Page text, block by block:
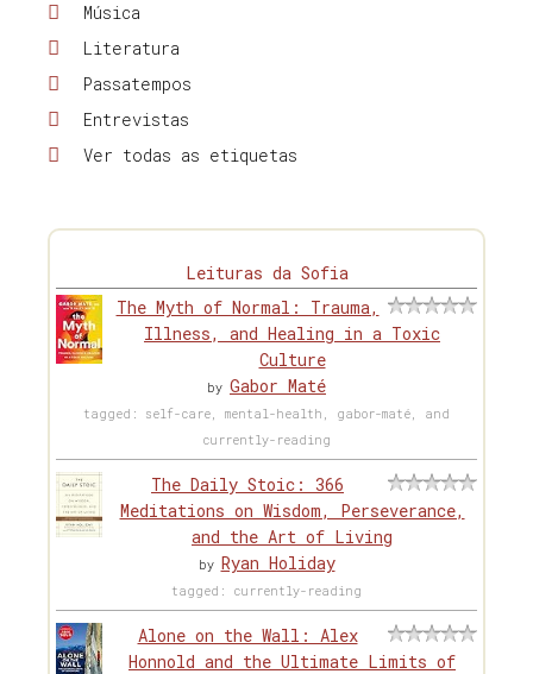
Música
Literatura
Passatempos
Entrevistas
Ver todas as etiquetas
Leituras da Sofia
The Myth of Normal: Trauma,
Illness, and Healing in a Toxic
Culture
by Gabor Maté
tagged: self-care, mental-health, gabor-maté, and
currently-reading
The Daily Stoic: 366
Meditations on Wisdom, Perseverance,
and the Art of Living
by Ryan Holiday
tagged: currently-reading
Alone on the Wall: Alex
Honnold and the Ultimate Limits of